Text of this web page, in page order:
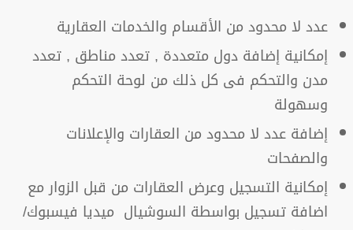
عدد لا محدود من الأقسام والخدمات العقارية
إمكانية إضافة دول متعددة , تعدد مناطق , تعدد
مدن والتحكم فى كل ذلك من لوحة التحكم
وسهولة
إضافة عدد لا محدود من العقارات والإعلانات
والصفحات
إمكانية التسجيل وعرض العقارات من قبل الزوار مع
اضافة تسجيل بواسطة السوشيال ميديا فيسبوك/